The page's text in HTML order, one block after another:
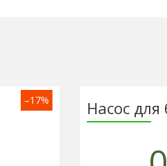
–17% Насос для